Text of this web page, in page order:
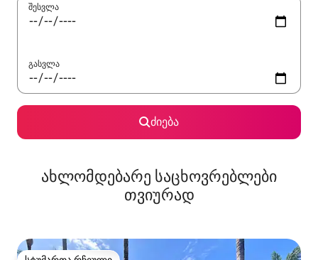
შესვლა
გასვლა
ძიება
ახლომდებარე საცხოვრებლები
თვიურად